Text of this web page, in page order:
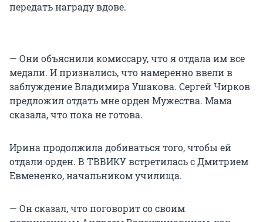
передать награду вдове.
— Они объяснили комиссару, что я отдала им все
медали. И признались, что намеренно ввели в
заблуждение Владимира Ушакова. Сергей Чирков
предложил отдать мне орден Мужества. Мама
сказала, что пока не готова.
Ирина продолжила добиваться того, чтобы ей
отдали орден. В ТВВИКУ встретилась с Дмитрием
Евмененко, начальником училища.
— Он сказал, что поговорит со своим